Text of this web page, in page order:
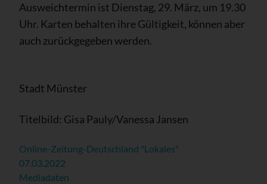
Ausweichtermin ist Dienstag, 29. März, um 19.30
Uhr. Karten behalten ihre Gültigkeit, können aber
auch zurückgegeben werden.
Stadt Münster
Titelbild: Gisa Pauly/Vanessa Jansen
Online-Zeitung-Deutschland "Lokales"
07.03.2022
Mediadaten